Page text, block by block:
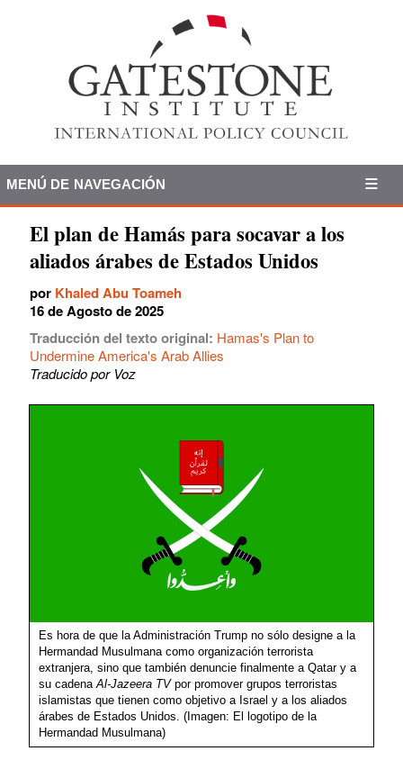
MENÚ DE NAVEGACIÓN
El plan de Hamás para socavar a los
aliados árabes de Estados Unidos
por Khaled Abu Toameh
16 de Agosto de 2025
Traducción del texto original: Hamas's Plan to
Undermine America's Arab Allies
Traducido por Voz
Es hora de que la Administración Trump no sólo designe a la
Hermandad Musulmana como organización terrorista
extranjera, sino que también denuncie finalmente a Qatar y a
su cadena Al-Jazeera TVpor promover grupos terroristas
islamistas que tienen como objetivo a Israel y a los aliados
árabes de Estados Unidos. (Imagen: El logotipo de la
Hermandad Musulmana)